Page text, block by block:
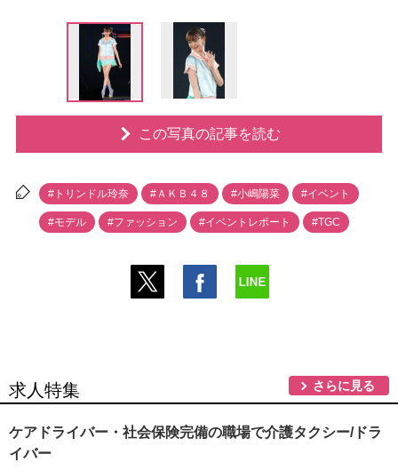
この写真の記事を読む
#トリンドル玲奈 #ＡＫＢ４８ #小嶋陽菜 #イベント
#モデル #ファッション #イベントレポート #TGC
求人特集 さらに見る
ケアドライバー・社会保険完備の職場で介護タクシー/ドラ
イバー